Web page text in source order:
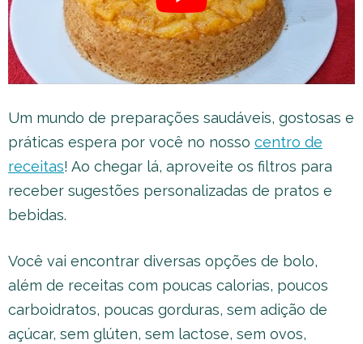
Um mundo de preparações saudáveis, gostosas e
práticas espera por você no nosso centro de
receitas! Ao chegar lá, aproveite os filtros para
receber sugestões personalizadas de pratos e
bebidas.
Você vai encontrar diversas opções de bolo,
além de receitas com poucas calorias, poucos
carboidratos, poucas gorduras, sem adição de
açúcar, sem glúten, sem lactose, sem ovos,